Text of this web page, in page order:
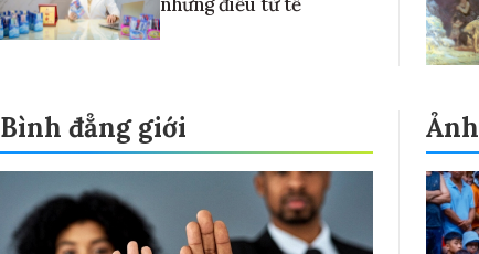
Bình đẳng giới Ảnh